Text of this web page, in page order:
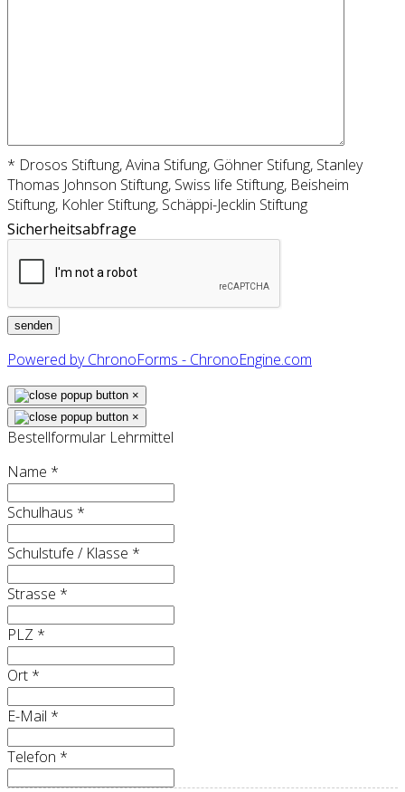
* Drosos Stiftung, Avina Stifung, Göhner Stifung, Stanley
Thomas Johnson Stiftung, Swiss life Stiftung, Beisheim
Stiftung, Kohler Stiftung, Schäppi-Jecklin Stiftung
Sicherheitsabfrage
Powered by ChronoForms - ChronoEngine.com
×
×
Bestellformular Lehrmittel
Name *
Schulhaus *
Schulstufe / Klasse *
Strasse *
PLZ *
Ort *
E-Mail *
Telefon *